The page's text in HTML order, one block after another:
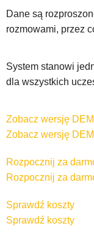
Dane są
rozmowami, przez
System stanowi
dla wszystkich
Zobacz wersję
Zobacz wersję
Rozpocznij za
Rozpocznij za
Sprawdź koszty
Sprawdź koszty